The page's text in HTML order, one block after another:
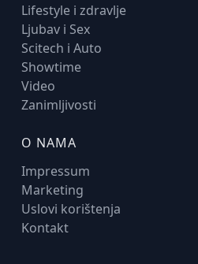
Lifestyle i zdravlje
Ljubav i Sex
Scitech i Auto
Showtime
Video
Zanimljivosti
O NAMA
Impressum
Marketing
Uslovi korištenja
Kontakt